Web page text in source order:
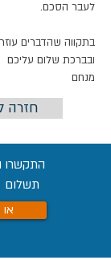
לעבר הסכם.
בתקווה שהדברים
ובברכת שלום עליכם
מנחם
חזרה
התקשרו
תשלום
או